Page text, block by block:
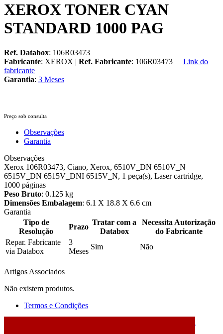
XEROX TONER CYAN
STANDARD 1000 PAG
Ref. Databox: 106R03473
Fabricante: XEROX | Ref. Fabricante: 106R03473
Link do
fabricante
Garantia: 3 Meses
Preço sob consulta
Observações
Garantia
Observações
Xerox 106R03473, Ciano, Xerox, 6510V_DN 6510V_N
6515V_DN 6515V_DNI 6515V_N, 1 peça(s), Laser cartridge,
1000 páginas
Peso Bruto: 0.125 kg
Dimensões Embalagem: 6.1 X 18.8 X 6.6 cm
Garantia
Tipo de
Resolução
Prazo
Tratar com a
Databox
Necessita Autorização
do Fabricante
Repar. Fabricante
via Databox
3
Meses
Sim Não
Artigos Associados
Não existem produtos.
Termos e Condições